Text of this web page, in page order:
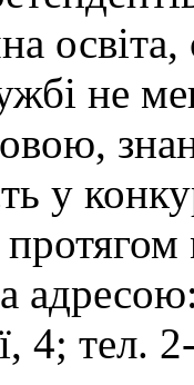
не
у
4; тел.